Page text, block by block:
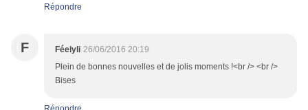
Répondre
F Féelyli 26/06/2016 20:19
Plein de bonnes nouvelles et de jolis moments !<br /> <br />
Bises